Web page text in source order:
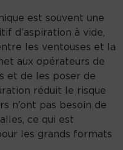
est souvent une
d’aspiration à vide,
les ventouses et la
aux opérateurs de
et de les poser de
réduit le risque
n’ont pas besoin de
ce qui est
les grands formats